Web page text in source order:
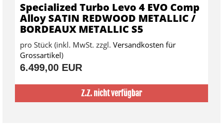
Specialized Turbo Levo 4 EVO Comp
Alloy SATIN REDWOOD METALLIC /
BORDEAUX METALLIC S5
pro Stück (inkl. MwSt. zzgl. Versandkosten für
Grossartikel)
6.499,00 EUR
Z.Z. nicht verfügbar